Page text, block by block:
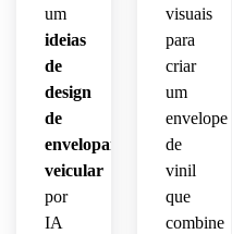
nítida,
textura
realista
de
reflexos
inspiração
intensos,
iluminação
premium
um
ideias
de
design
de
envelopamento
veicular
por
IA
visuais
para
criar
um
envelope
de
vinil
que
combine